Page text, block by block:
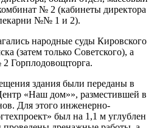
№ 2 (кабинеты директора
№№ 1 и 2).
народные суды Кировского
(затем только Советского), а
Горплодовощторга.
здания были переданы в
«Наш дом»», разместившей в
Для этого инженерно-
был на 1,1 м углублен